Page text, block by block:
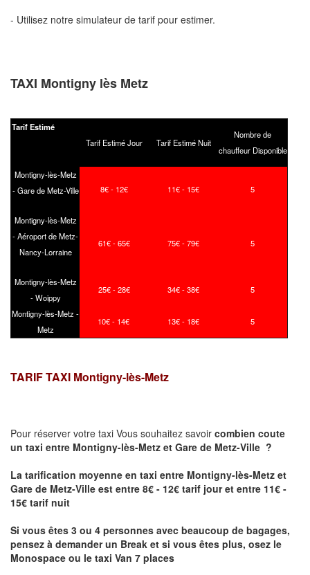
- Utilisez notre simulateur de tarif pour estimer.
TAXI Montigny lès Metz
Tarif Estimé
Tarif Estimé Jour
Tarif Estimé Nuit
Nombre de
chauffeur Disponible
Montigny-lès-Metz
- Gare de Metz-Ville
8€ - 12€ 11€ - 15€ 5
Montigny-lès-Metz
- Aéroport de Metz-
Nancy-Lorraine
61€ - 65€ 75€ - 79€ 5
Montigny-lès-Metz
- Woippy
25€ - 28€ 34€ - 38€ 5
Montigny-lès-Metz -
Metz
10€ - 14€ 13€ - 18€ 5
TARIF TAXI Montigny-lès-Metz
Pour réserver votre taxi Vous souhaitez savoir combien coute
un taxi entre Montigny-lès-Metz et Gare de Metz-Ville ?
La tarification moyenne en taxi entre Montigny-lès-Metz et
Gare de Metz-Ville est entre 8€ - 12€ tarif jour et entre 11€ -
15€ tarif nuit
Si vous êtes 3 ou 4 personnes avec beaucoup de bagages,
pensez à demander un Break et si vous êtes plus, osez le
Monospace ou le taxi Van 7 places